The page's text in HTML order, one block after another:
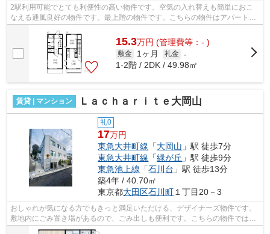
2駅利用可能でとても利便性の高い物件です。空気の入れ替えも簡単におこ
なえる通風良好の物件です。最上階の物件です。こちらの物件はアパートで
す。駅まで徒歩15分の物件です。こちら...
15.3万円 (管理費等：- )
敷金 1ヶ月 礼金 -
1-2階 / 2DK / 49.98㎡
賃貸 | マンション Ｌａｃｈａｒｉｔｅ大岡山
礼0
17万円
東急大井町線 「大岡山 」駅 徒歩7分
東急大井町線 「緑が丘 」駅 徒歩9分
東急池上線 「石川台 」駅 徒歩13分
築4年 / 40.70㎡
東京都大田区石川町１丁目20－3
おしゃれが気になる方でもきっと満足いただける、デザイナーズ物件です。
敷地内にごみ置き場があるので、ごみ出しも便利です。こちらの物件では初
期費用をカードでお支払いいただけま...